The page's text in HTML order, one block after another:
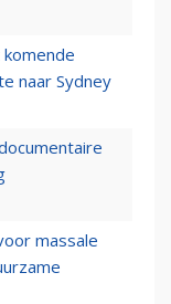
naar Sydney
massale